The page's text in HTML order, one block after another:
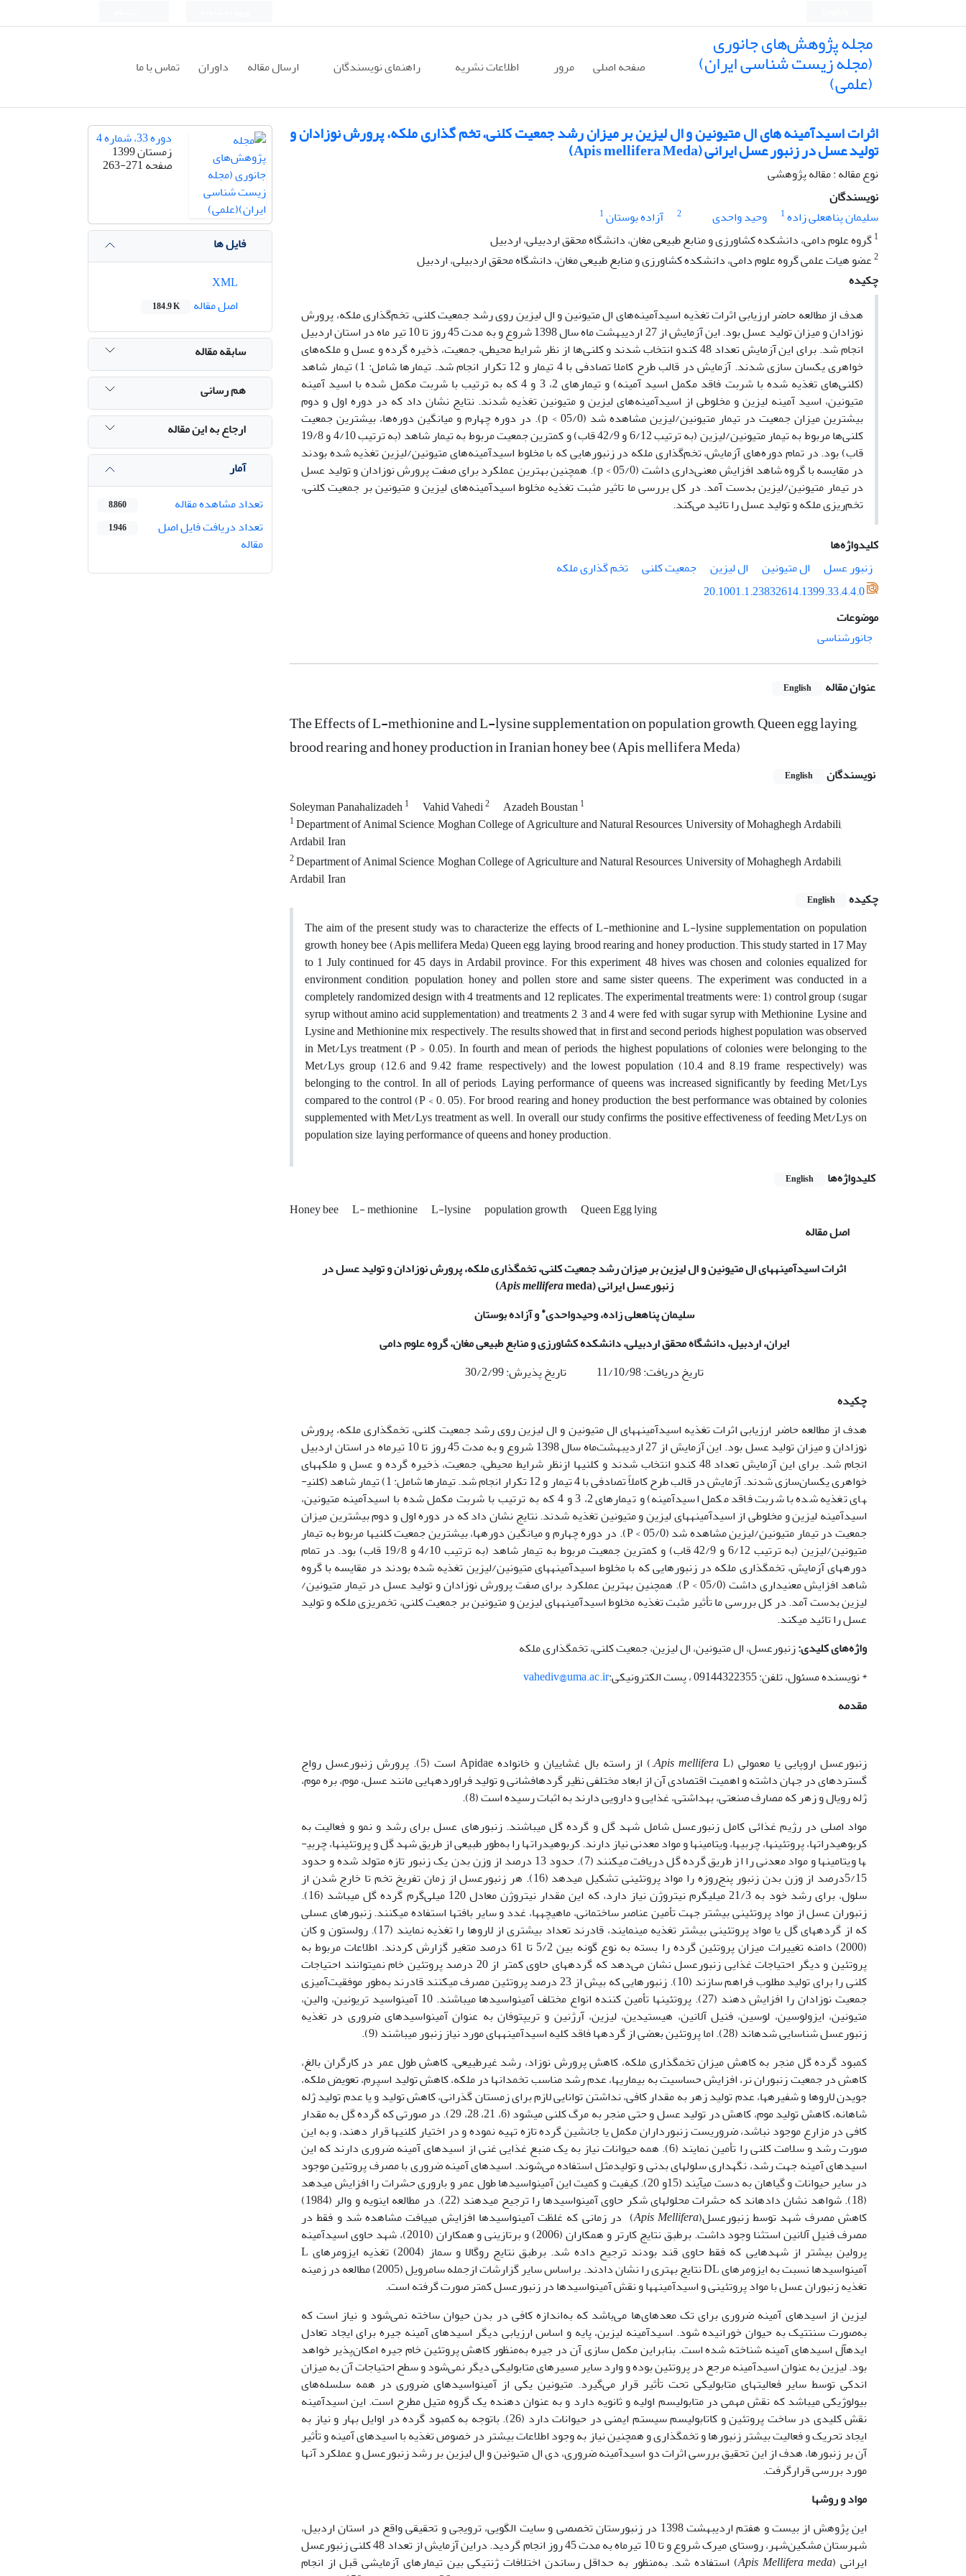
مجله پژوهش‌های جانوری
(مجله زیست شناسی ایران)
(علمی) صفحه اصلی مرور اطلاعات نشریه راهنمای نویسندگان ارسال مقاله داوران تماس با ما
اثرات اسیدآمینه های ال متیونین و ال لیزین بر میزان رشد جمعیت کلنی، تخم گذاری ملکه، پرورش نوزادان و
تولید عسل در زنبور عسل ایرانی (Apis mellifera Meda)
نوع مقاله : مقاله پژوهشی
نویسندگان
سلیمان پناهعلی زاده1 وحید واحدی 2 آزاده بوستان1
1گروه علوم دامی، دانشکده کشاورزی و منابع طبیعی مغان، دانشگاه محقق اردبیلی، اردبیل
2عضو هیات علمی گروه علوم دامی، دانشکده کشاورزی و منابع طبیعی مغان، دانشگاه محقق اردبیلی، اردبیل
چکیده
هدف از مطالعه حاضر ارزیابی اثرات تغذیه اسیدآمینه‌های ال متیونین و ال لیزین روی رشد جمعیت کلنی، تخم‌گذاری ملکه، پرورش
نوزادان و میزان تولید عسل بود. این آزمایش از 27 اردیبهشت ماه سال 1398 شروع و به مدت 45 روز تا 10 تیر ماه در استان اردبیل
انجام شد. برای این آزمایش تعداد 48 کندو انتخاب شدند و کلنی‌ها از نظر شرایط محیطی، جمعیت، ذخیره گرده و عسل و ملکه‌های
خواهری یکسان سازی شدند. آزمایش در قالب طرح کاملا تصادفی با 4 تیمار و 12 تکرار انجام شد. تیمارها شامل: 1) تیمار شاهد
(کلنی‌های تغذیه شده با شربت فاقد مکمل اسید آمینه) و تیمارهای 2، 3 و 4 که به ترتیب با شربت مکمل شده با اسید آمینه
متیونین، اسید آمینه لیزین و مخلوطی از اسیدآمینه‌های لیزین و متیونین تغذیه شدند. نتایج نشان داد که در دوره اول و دوم
بیشترین میزان جمعیت در تیمار متیونین/لیزین مشاهده شد (05/0 > p). در دوره چهارم و میانگین دوره‌ها، بیشترین جمعیت
کلنی‌ها مربوط به تیمار متیونین/لیزین (به ترتیب 6/12 و 42/9 قاب) و کمترین جمعیت مربوط به تیمار شاهد (به ترتیب 4/10 و 19/8
قاب) بود. در تمام دوره‌های آزمایش، تخم‌گذاری ملکه در زنبورهایی که با مخلوط اسیدآمینه‌های متیونین/لیزین تغذیه شده بودند
در مقایسه با گروه شاهد افزایش معنی‌داری داشت (05/0 > p). همچنین بهترین عملکرد برای صفت پرورش نوزادان و تولید عسل
در تیمار متیونین/لیزین بدست آمد. در کل بررسی ما تاثیر مثبت تغذیه مخلوط اسیدآمینه‌های لیزین و متیونین بر جمعیت کلنی،
تخم‌ریزی ملکه و تولید عسل را تائید می‌کند.
کلیدواژه‌ها
زنبور عسل
ال متیونین ال لیزین جمعیت کلنی
تخم گذاری ملکه
20.1001.1.23832614.1399.33.4.4.0
موضوعات
جانورشناسی
عنوان مقاله English
The Effects of L-methionine and L-lysine supplementation on population growth, Queen egg laying,
brood rearing and honey production in Iranian honey bee (Apis mellifera Meda)
نویسندگان English
Soleyman Panahalizadeh1 Vahid Vahedi2 Azadeh Boustan1
1Department of Animal Science, Moghan College of Agriculture and Natural Resources, University of Mohaghegh Ardabili,
Ardabil, Iran
2Department of Animal Science, Moghan College of Agriculture and Natural Resources, University of Mohaghegh Ardabili,
Ardabil, Iran
چکیده
English
The aim of the present study was to characterize the effects of L-methionine and L-lysine supplementation on population
growth, honey bee (Apis mellifera Meda) Queen egg laying, brood rearing and honey production. This study started in 17 May
to 1 July continued for 45 days in Ardabil province. For this experiment, 48 hives was chosen and colonies equalized for
environment condition, population, honey and pollen store and same sister queens. The experiment was conducted in a
completely randomized design with 4 treatments and 12 replicates. The experimental treatments were: 1) control group (sugar
syrup without amino acid supplementation) and treatments 2, 3 and 4 were fed with sugar syrup with Methionine, Lysine and
Lysine and Methionine mix, respectively. The results showed that, in first and second periods, highest population was observed
in Met/Lys treatment (P > 0.05). In fourth and mean of periods, the highest populations of colonies were belonging to the
Met/Lys group (12.6 and 9.42 frame, respectively) and the lowest population (10.4 and 8.19 frame, respectively) was
belonging to the control. In all of periods, Laying performance of queens was increased significantly by feeding Met/Lys
compared to the control (P < 0. 05). For brood rearing and honey production, the best performance was obtained by colonies
supplemented with Met/Lys treatment as well. In overall, our study confirms the positive effectiveness of feeding Met/Lys on
population size, laying performance of queens and honey production.
کلیدواژه‌ها
English
Honey bee L- methionine L-lysine population growth
Queen Egg lying
اصل مقاله
اثرات اسیدآمینه­های ال متیونین و ال لیزین بر میزان رشد جمعیت کلنی، تخم­گذاریملکه، پرورش نوزادان و تولید عسلدر
زنبورعسل ایرانی(
Apis melliferameda)
سلیمان پناهعلی زاده، وحیدواحدی*و آزاده بوستان
ایران، اردبیل، دانشگاه محقق اردبیلی، دانشکده کشاورزی و منابع طبیعی مغان، گروه علوم دامی
تاریخ دریافت: 11/10/98 تاریخ پذیرش: 30/2/99
چکیده
هدف از مطالعه حاضر ارزیابی اثرات تغذیه اسیدآمینه­های ال متیونین و ال لیزین روی رشد جمعیت کلنی، تخم­گذاری ملکه، پرورش
نوزادان و میزان تولید عسل بود. این آزمایش از 27 اردیبهشت‌ماه سال 1398 شروع و به مدت 45 روز تا 10 تیرماه در استان اردبیل
انجام شد. برای این آزمایش تعداد 48 کندو انتخاب شدند و کلنی­ها ازنظر شرایط محیطی، جمعیت، ذخیره گرده و عسل و ملکه­های
خواهری یکسان‌سازی شدند. آزمایش در قالب طرح کاملاً تصادفی با 4 تیمار و 12 تکرار انجام شد. تیمارها شامل: 1) تیمار شاهد (کلنی­
های تغذیه شده با شربت فاقد مکمل اسیدآمینه) و تیمارهای 2، 3 و 4 که به ترتیب با شربت مکمل شده با اسیدآمینه متیونین،
اسیدآمینه لیزین و مخلوطی از اسیدآمینه­های لیزین و متیونین تغذیه شدند. نتایج نشان داد که در دوره اول و دوم بیشترین میزان
جمعیت در تیمار متیونین/لیزین مشاهده شد (05/0 > P). در دوره چهارم و میانگین دوره­ها، بیشترین جمعیت کلنی­ها مربوط به تیمار
متیونین/لیزین (به ترتیب 6/12 و 42/9 قاب) و کمترین جمعیت مربوط به تیمار شاهد (به ترتیب 4/10 و 19/8 قاب) بود. در تمام
دوره­های آزمایش، تخم­گذاری ملکه در زنبورهایی که با مخلوط اسیدآمینه­های متیونین/لیزین تغذیه شده بودند در مقایسه با گروه
شاهد افزایش معنی­داری داشت (05/0 > P). همچنین بهترین عملکرد برای صفت پرورش نوزادان و تولید عسل در تیمار متیونین/
لیزین بدست آمد. در کل بررسی ما تأثیر مثبت تغذیه مخلوط اسیدآمینه­های لیزین و متیونین بر جمعیت کلنی، تخم­ریزی ملکه و تولید
عسل را تائید می­کند.
واژه‌های کلیدی:زنبورعسل، ال متیونین، ال لیزین، جمعیت کلنی، تخم­گذاری ملکه
* نویسنده مسئول، تلفن: 09144322355 ، پست الکترونیکی:
vahediv@uma.ac.ir
مقدمه
زنبورعسل اروپایی یا معمولی ( Apis mellifera
L.) از راسته بال غشاییان و خانواده Apidae است (5). پرورش زنبورعسل رواج
گسترده­ای در جهان داشته و اهمیت اقتصادی آن از ابعاد مختلفی نظیر گرده­افشانی و تولید فراورده­هایی مانند عسل، موم، بره موم،
ژله رویال و زهر که مصارف صنعتی، بهداشتی، غذایی و دارویی دارند به اثبات رسیده است (8).
مواد اصلی در رژیم غذائی کامل زنبورعسل شامل شهد گل و گرده گل می­باشند. زنبورهای عسل برای رشد و نمو و فعالیت به
کربوهیدرات­ها، پروتئین­ها، چربی­ها، ویتامین­ها و مواد معدنی نیاز دارند. کربوهیدرات­ها را به‌طور طبیعی از طریق شهد گل و پروتئین­ها، چربی­
ها ویتامین­ها و مواد معدنی را از طریق گرده گل دریافت می­کنند (7). حدود 13 درصد از وزن بدن یک زنبور تازه متولد شده و حدود
5/15درصد از وزن بدن زنبور پنج‌روزه را مواد پروتئینی تشکیل می­دهد (16). هر زنبورعسل از زمان تفریخ تخم تا خارج شدن از
سلول، برای رشد خود به 21/3 میلی­گرم نیتروژن نیاز دارد، که این مقدار نیتروژن معادل 120 میلی‌گرم گرده گل می­باشد (16).
زنبوران عسل از مواد پروتئینی بیشتر جهت تأمین عناصر ساختمانی، ماهیچه­ها، غدد و سایر بافت­ها استفاده می­کنند. زنبورهای عسلی
که از گرده­های گل یا مواد پروتئینی بیشتر تغذیه می­نمایند، قادرند تعداد بیشتری از لاروها را تغذیه نمایند (17). رولستون و کان
(2000) دامنه تغییرات میزان پروتئین گرده را بسته به نوع گونه بین 5/2 تا 61 درصد متغیر گزارش کردند. اطلاعات مربوط به
پروتئین و دیگر احتیاجات غذایی زنبورعسل نشان می‌دهد که گرده­های حاوی کمتر از 20 درصد پروتئین خام نمی­توانند احتیاجات
کلنی را برای تولید مطلوب فراهم سازند (10). زنبورهایی که بیش از 23 درصد پروتئین مصرف می­کنند قادرند به‌طور موفقیت‌آمیزی
جمعیت نوزادان را افزایش دهند (27). پروتئین­ها تأمین کننده انواع مختلف آمینواسیدها می­باشند. 10 آمینواسید تریونین، والین،
متیونین، ایزولوسین، لوسین، فنیل آلانین، هیستیدین، لیزین، آرژنین و تریپتوفان به عنوان آمینواسیدهای ضروری در تغذیه
زنبورعسل شناسایی شده­اند (28). اما پروتئین بعضی از گرده­ها فاقد کلیه اسیدآمینه­های مورد نیاز زنبور می­باشند (9).
کمبود گرده گل منجر به کاهش میزان تخم­گذاری ملکه، کاهش پرورش نوزاد، رشد غیرطبیعی، کاهش طول عمر در کارگران بالغ،
کاهش در جمعیت زنبوران نر، افزایش حساسیت به بیماری­ها، عدم رشد مناسب تخمدان­ها در ملکه، کاهش تولید اسپرم، تعویض ملکه،
جویدن لاروها و شفیره­ها، عدم تولید زهر به مقدار کافی، نداشتن توانایی لازم برای زمستان گذرانی، کاهش تولید و یا عدم تولید ژله
شاهانه، کاهش تولید موم، کاهش در تولید عسل و حتی منجر به مرگ کلنی می­شود (6، 21، 28، 29). در صورتی که گرده گل به مقدار
کافی در مزارع موجود نباشد، ضروریست زنبورداران مکمل یا جانشین گرده تازه تهیه نموده و در اختیار کلنی­ها قرار دهند، و به این
صورت رشد و سلامت کلنی را تأمین نمایند (6). همه حیوانات نیاز به یک منبع غذایی غنی از اسیدهای آمینه ضروری دارند که این
اسیدهای آمینه جهت رشد، نگهداری سلول­های بدنی و تولیدمثل استفاده می‌شوند. اسیدهای آمینه ضروری با مصرف پروتئین موجود
در سایر حیوانات و گیاهان به دست می­آیند (15و 20). کیفیت و کمیت این آمینواسیدها طول عمر و باروری حشرات را افزایش می­دهد
(18). شواهد نشان داده­اند که حشرات محلول­های شکر حاوی آمینواسیدها را ترجیح می­دهند (22). در مطالعه اینویه و والر (1984)
کاهش مصرف شهد توسط زنبورعسل(Apis Mellifera) در زمانی که غلظت آمینواسیدها افزایش می­یافت مشاهده شد و فقط در
مصرف فنیل آلانین استثنا وجود داشت. برطبق نتایج کارتر و همکاران (2006) و برتازینی و همکاران (2010)، شهد حاوی اسیدآمینه
پرولین بیشتر از شهدهایی که فقط حاوی قند بودند ترجیح داده شد. برطبق نتایج روگالا و سماز (2004) تغذیه ایزومرهای L
آمینواسیدها نسبت به ایزومرهای DL نتایج بهتری را نشان دادند. براساس سایر گزارشات ازجمله سامرویل (2005) مطالعه در زمینه
تغذیه زنبوران عسل با مواد پروتئینی و اسیدآمینه­ها و نقش آمینواسیدها در زنبورعسل کمتر صورت گرفته است.
لیزین از اسیدهای آمینه ضروری برای تک معده­ای‌ها می‌باشد که به‌اندازه کافی در بدن حیوان ساخته نمی‌شود و نیاز است که
به‌صورت سنتتیک به حیوان خورانیده شود. اسیدآمینه لیزین، پایه و اساس ارزیابی دیگر اسیدهای آمینه جیره برای ایجاد تعادل
ایده­آل اسیدهای آمینه شناخته شده است. بنابراین مکمل سازی آن در جیره به‌منظور کاهش پروتئین خام جیره امکان‌پذیر خواهد
بود. لیزین به عنوان اسیدآمینه مرجع در پروتئین بوده و وارد سایر مسیرهای متابولیکی دیگر نمی‌شود و سطح احتیاجات آن به میزان
اندکی توسط سایر فعالیت­های متابولیکی تحت تأثیر قرار می‌گیرد. متیونین یکی از آمینواسیدهای ضروری در همه سلسله‌های
بیولوژیکی می­باشد که نقش مهمی در متابولیسم اولیه و ثانویه دارد و به عنوان دهنده یک گروه متیل مطرح است. این اسیدآمینه
نقش کلیدی در ساخت پروتئین و کاتابولیسم سیستم ایمنی در حیوانات دارد (26). باتوجه به کمبود گرده در اوایل بهار و نیاز به
ایجاد تحریک و فعالیت بیشتر زنبورها و تخم­گذاری و همچنین نیاز به وجود اطلاعات بیشتر در خصوص تغذیه با اسیدهای آمینه و تأثیر
آن بر زنبورها، هدف از این تحقیق بررسی اثرات دو اسیدآمینه ضروری، دی ال متیونین و ال لیزین بر رشد زنبورعسل و عملکرد آنها
مورد بررسی قرارگرفت.
مواد و روشها
این پژوهش از بیست و هفتم اردیبهشت 1398 در زنبورستان تخصصی و سایت الگویی، ترویجی و تحقیقی واقع در استان اردبیل،
شهرستان مشکین‌شهر، روستای میرک شروع و تا 10 تیرماه به مدت 45 روز انجام گردید. دراین آزمایش از تعداد 48 کلنی زنبورعسل
ایرانی (Apis Mellifera meda) استفاده شد. به‌منظور به حداقل رساندن اختلافات ژنتیکی بین تیمارهای آزمایشی قبل از انجام
دوره 33، شماره 4
زمستان 1399
صفحه263-271
فایل ها
اصل مقاله
184.9 K
سابقه مقاله
هم رسانی
ارجاع به این مقاله
آمار
تعداد مشاهده مقاله
8,860
تعداد دریافت فایل اصل
مقاله
1,946